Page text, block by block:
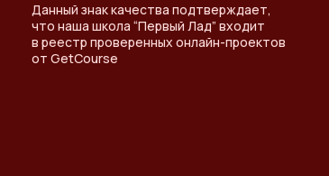
Данный знак качества подтверждает,
что наша школа “Первый Лад” входит
в реестр проверенных онлайн-проектов
от GetCourse